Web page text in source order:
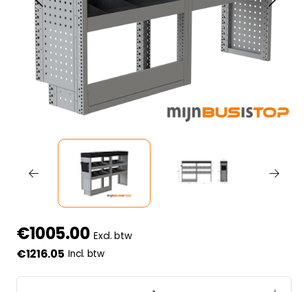
€1005.00 Excl. btw
€1216.05 Incl. btw